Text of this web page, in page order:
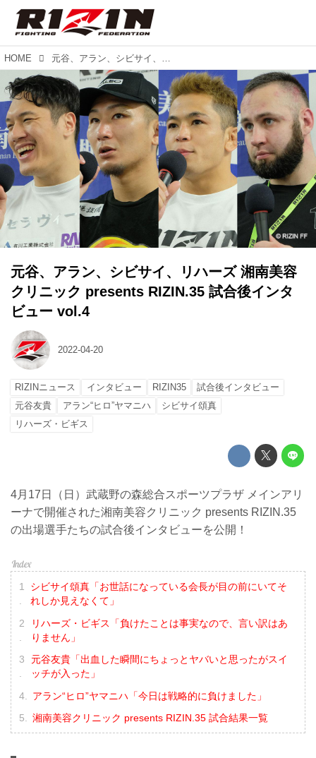
HOME 元谷、アラン、シビサイ、リハーズ 湘南美容クリニック presents RIZIN.35 試合後インタビュー vol.4
元谷、アラン、シビサイ、リハーズ 湘南美容
クリニック presents RIZIN.35 試合後インタ
ビュー vol.4
2022-04-20
RIZINニュース インタビュー RIZIN35
試合後インタビュー
元谷友貴
アラン“ヒロ”ヤマニハ
シビサイ頌真
リハーズ・ビギス
4月17日（日）武蔵野の森総合スポーツプラザ メインアリ
ーナで開催された湘南美容クリニック presents RIZIN.35
の出場選手たちの試合後インタビューを公開！
シビサイ頌真「お世話になっている会長が目の前にいてそ
れしか見えなくて」
リハーズ・ビギス「負けたことは事実なので、言い訳はあ
りません」
元谷友貴「出血した瞬間にちょっとヤバいと思ったがスイ
ッチが入った」
アラン“ヒロ”ヤマニハ「今日は戦略的に負けました」
湘南美容クリニック presents RIZIN.35 試合結果一覧